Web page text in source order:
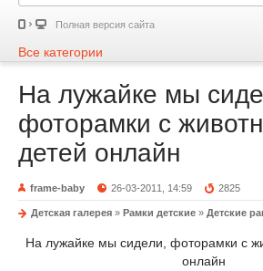
Полная версия сайта
Все категории
На лужайке мы
фоторамки с
детей онлайн
frame-baby 26-03-2011, 14:59 2825
Детская галерея » Рамки детские » Детские
На лужайке мы сидели, фоторамки с
онлайн